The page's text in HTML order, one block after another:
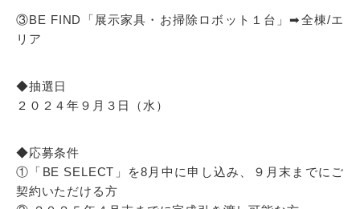
③BE FIND「展示家具・お掃除ロボット１台」➡全棟/エ
リア
◆抽選日
２０２４年９月３日（水）
◆応募条件
①「BE SELECT」を8月中に申し込み、９月末までにご
契約いただける方